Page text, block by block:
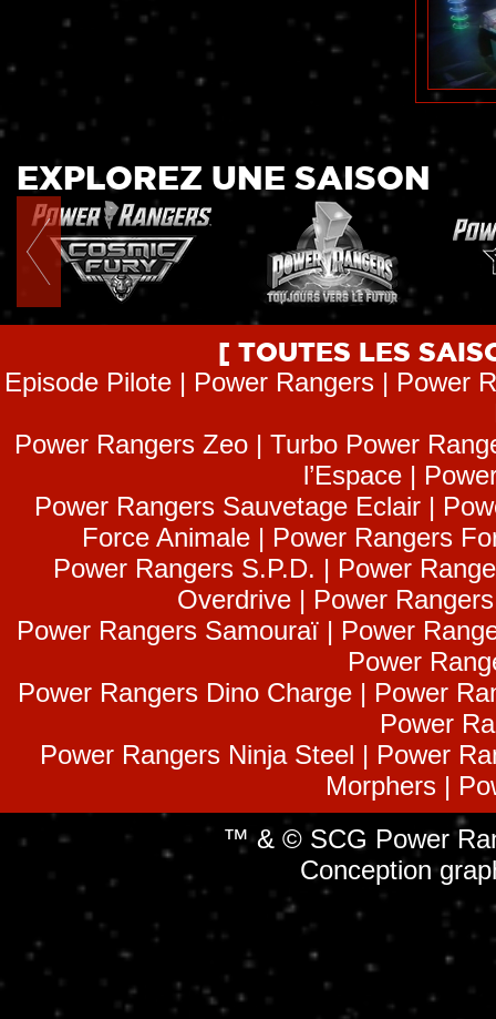
EXPLOREZ UNE SAISON
[ TOUTES LES
Episode Pilote | Power Rangers | Power
Power Rangers Zeo | Turbo Power
l’Espace |
Power Rangers Sauvetage Eclair |
Force Animale | Power Rangers
Power Rangers S.P.D. | Power
Overdrive | Power
Power Rangers Samouraï | Power
Power
Power Rangers Dino Charge | Power
Power
Power Rangers Ninja Steel | Power
Morphers |
™ & © SCG Power
Conception